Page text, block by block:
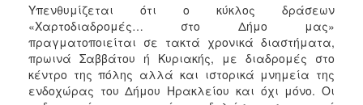
Υπενθυμίζεται ότι ο κύκλος δράσεων
«Χαρτοδιαδρομές… στο Δήμο μας»
πραγματοποιείται σε τακτά χρονικά διαστήματα,
πρωινά Σαββάτου ή Κυριακής, με διαδρομές στο
κέντρο της πόλης αλλά και ιστορικά μνημεία της
ενδοχώρας του Δήμου Ηρακλείου και όχι μόνο. Οι